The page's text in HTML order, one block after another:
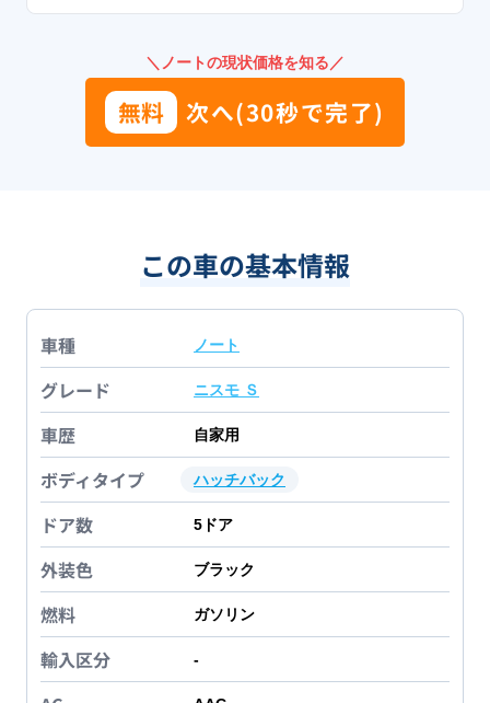
＼ノートの現状価格を知る／
無料 次へ(30秒で完了)
この車の基本情報
車種 ノート
グレード ニスモ Ｓ
車歴 自家用
ボディタイプ ハッチバック
ドア数 5 ドア
外装色 ブラック
燃料 ガソリン
輸入区分 -